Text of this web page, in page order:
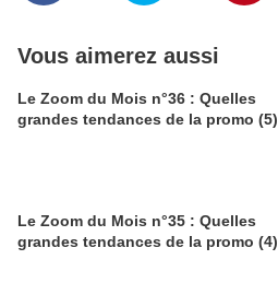
Vous aimerez aussi
Le Zoom du Mois n°36 : Quelles
grandes tendances de la promo (5)
Le Zoom du Mois n°35 : Quelles
grandes tendances de la promo (4)